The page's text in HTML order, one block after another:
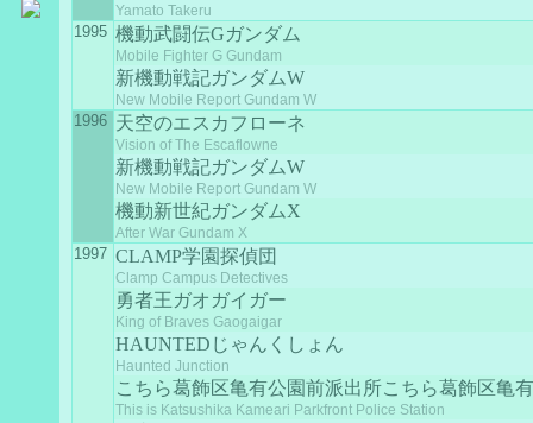
Yamato Takeru
1995 機動武闘伝Gガンダム
Mobile Fighter G Gundam
新機動戦記ガンダムW
New Mobile Report Gundam W
1996 天空のエスカフローネ
Vision of The Escaflowne
新機動戦記ガンダムW
New Mobile Report Gundam W
機動新世紀ガンダムX
After War Gundam X
1997 CLAMP学園探偵団
Clamp Campus Detectives
勇者王ガオガイガー
King of Braves Gaogaigar
HAUNTEDじゃんくしょん
Haunted Junction
こちら葛飾区亀有公園前派出所こちら葛飾区亀
This is Katsushika Kameari Parkfront Police Station